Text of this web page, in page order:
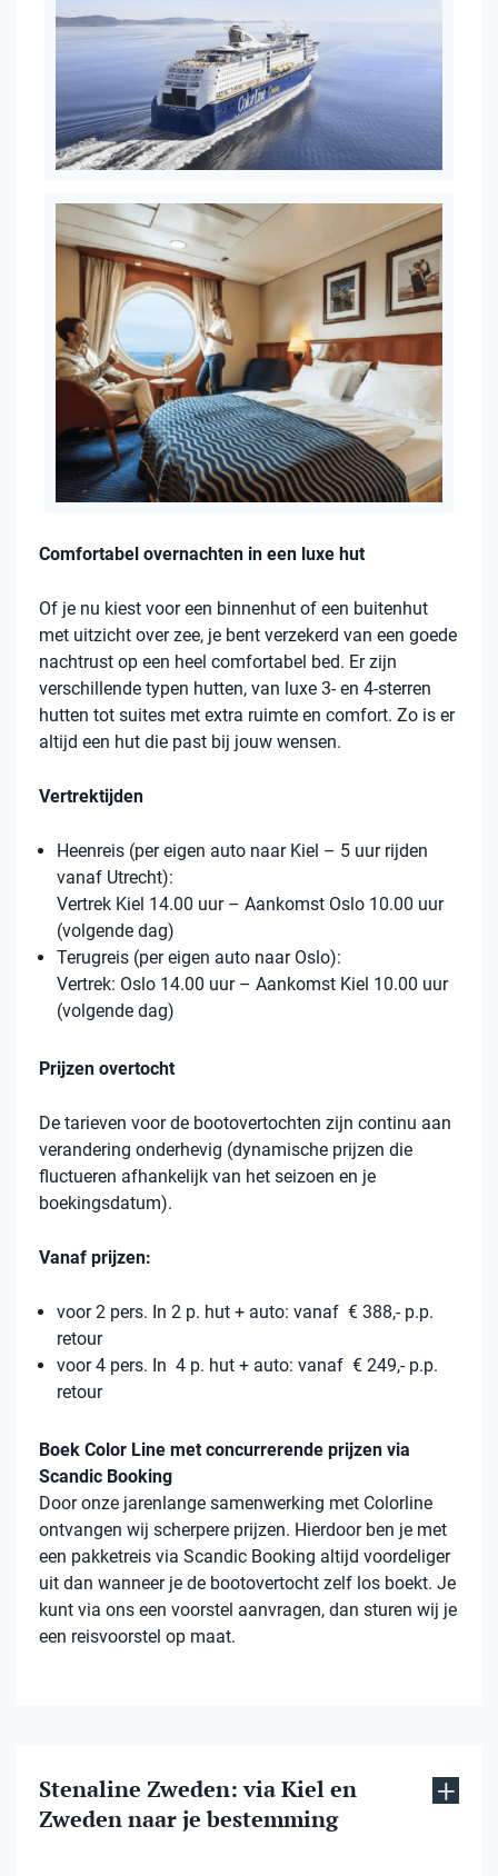
Comfortabel overnachten in een luxe hut
Of je nu kiest voor een binnenhut of een buitenhut
met uitzicht over zee, je bent verzekerd van een goede
nachtrust op een heel comfortabel bed. Er zijn
verschillende typen hutten, van luxe 3- en 4-sterren
hutten tot suites met extra ruimte en comfort. Zo is er
altijd een hut die past bij jouw wensen.
Vertrektijden
Heenreis (per eigen auto naar Kiel – 5 uur rijden
vanaf Utrecht):
Vertrek Kiel 14.00 uur – Aankomst Oslo 10.00 uur
(volgende dag)
Terugreis (per eigen auto naar Oslo):
Vertrek: Oslo 14.00 uur – Aankomst Kiel 10.00 uur
(volgende dag)
Prijzen overtocht
De tarieven voor de bootovertochten zijn continu aan
verandering onderhevig (dynamische prijzen die
fluctueren afhankelijk van het seizoen en je
boekingsdatum).
Vanaf prijzen:
voor 2 pers. In 2 p. hut + auto: vanaf € 388,- p.p.
retour
voor 4 pers. In 4 p. hut + auto: vanaf € 249,- p.p.
retour
Boek Color Line met concurrerende prijzen via
Scandic Booking
Door onze jarenlange samenwerking met Colorline
ontvangen wij scherpere prijzen. Hierdoor ben je met
een pakketreis via Scandic Booking altijd voordeliger
uit dan wanneer je de bootovertocht zelf los boekt. Je
kunt via ons een voorstel aanvragen, dan sturen wij je
een reisvoorstel op maat.
Stenaline Zweden: via Kiel en
Zweden naar je bestemming